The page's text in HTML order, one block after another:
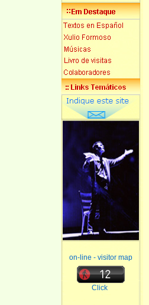
on-line - visitor map
Click